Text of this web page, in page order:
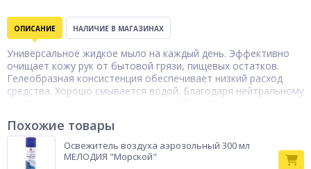
ОПИСАНИЕ НАЛИЧИЕ В МАГАЗИНАХ
Универсальное жидкое мыло на каждый день. Эффективно
очищает кожу рук от бытовой грязи, пищевых остатков.
Гелеобразная консистенция обеспечивает низкий расход
средства. Хорошо смывается водой. Благодаря нейтральному
насыщенным цветом и ароматом.
Похожие товары
Освежитель воздуха аэрозольный 300 мл
МЕЛОДИЯ "Морской"